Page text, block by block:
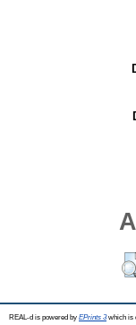
REAL-d is powered by EPrints 3which is